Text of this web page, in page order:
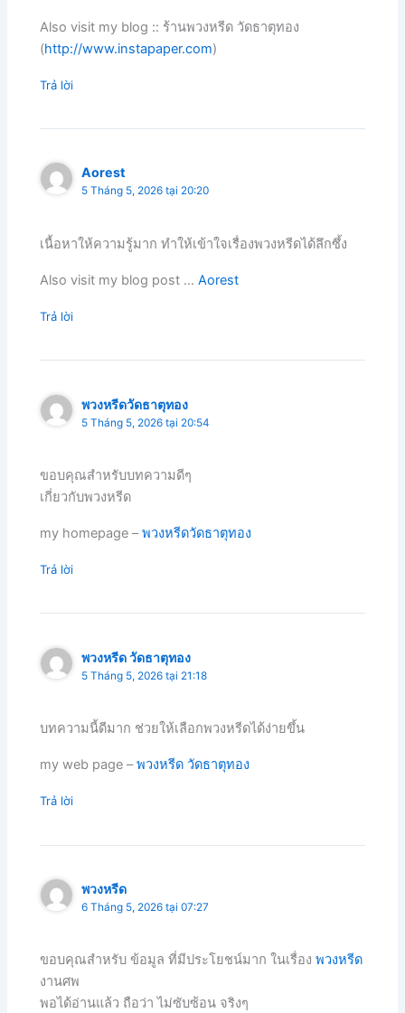
Also visit my blog :: ร้านพวงหรีด วัดธาตุทอง
(http://www.instapaper.com)
Trả lời
Aorest
5 Tháng 5, 2026 tại 20:20
เนื้อหาให้ความรู้มาก ทำให้เข้าใจเรื่องพวงหรีดได้ลึกซึ้ง
Also visit my blog post …Aorest
Trả lời
พวงหรีดวัดธาตุทอง
5 Tháng 5, 2026 tại 20:54
ขอบคุณสำหรับบทความดีๆ
เกี่ยวกับพวงหรีด
my homepage –พวงหรีดวัดธาตุทอง
Trả lời
พวงหรีด วัดธาตุทอง
5 Tháng 5, 2026 tại 21:18
บทความนี้ดีมาก ช่วยให้เลือกพวงหรีดได้ง่ายขึ้น
my web page –พวงหรีด วัดธาตุทอง
Trả lời
พวงหรีด
6 Tháng 5, 2026 tại 07:27
ขอบคุณสำหรับ ข้อมูล ที่มีประโยชน์มาก ในเรื่องพวงหรีด
งานศพ
พอได้อ่านแล้ว ถือว่า ไม่ซับซ้อน จริงๆ